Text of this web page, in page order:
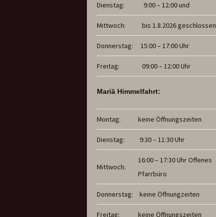
Dienstag: 9:00 – 12:00 und
Mittwoch: bis 1.8.2026 geschlossen
Donnerstag: 15:00 – 17:00 Uhr
Freitag: 09:00 – 12:00 Uhr
Mariä Himmelfahrt:
Montag: keine Öffnungszeiten
Dienstag: 9:30 – 11:30 Uhr
Mittwoch:
16:00 – 17:30 Uhr Offenes
Pfarrbüro
Donnerstag: keine Öffnungzeiten
Freitag: keine Öffnungszeiten